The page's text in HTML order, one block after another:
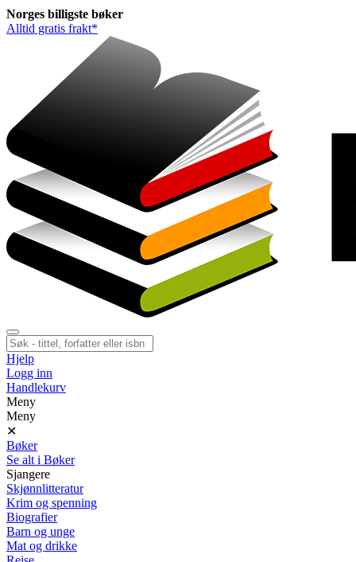
Norges billigste bøker
Alltid gratis frakt*
Hjelp
Logg inn
Handlekurv
Meny
Meny
✕
Bøker
Se alt i Bøker
Sjangere
Skjønnlitteratur
Krim og spenning
Biografier
Barn og unge
Mat og drikke